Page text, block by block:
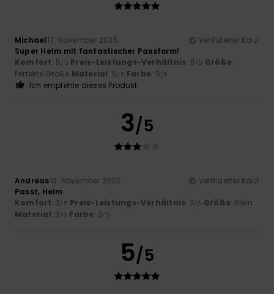
Michael17. November 2025
Verifizierter Kauf
Super Helm mit fantastischer Passform!
Komfort: 5/5 Preis-Leistungs-Verhältnis: 5/5 Größe:
Perfekte Größe Material: 5/5 Farbe: 5/5
Ich empfehle dieses Produkt
3/5
Andreas16. November 2025
Verifizierter Kauf
Passt, Helm
Komfort: 3/5 Preis-Leistungs-Verhältnis: 3/5 Größe: Klein
Material: 3 /5 Farbe: 3/5
5/5